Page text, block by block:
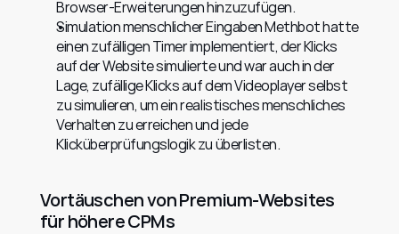
Browser-Erweiterungen hinzuzufügen.
Simulation menschlicher Eingaben Methbot hatte
einen zufälligen Timer implementiert, der Klicks
auf der Website simulierte und war auch in der
Lage, zufällige Klicks auf dem Videoplayer selbst
zu simulieren, um ein realistisches menschliches
Verhalten zu erreichen und jede
Klicküberprüfungslogik zu überlisten.
Vortäuschen von Premium-Websites
für höhere CPMs